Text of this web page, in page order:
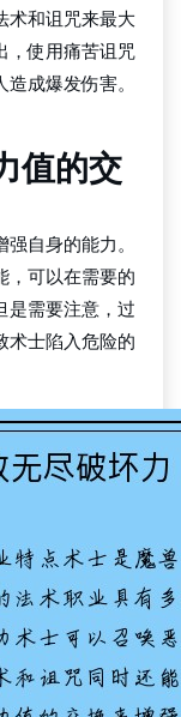
术和诅咒来最大
，使用痛苦诅咒
成爆发伤害。
值的交
自身的能力。
，可以在需要的
是需要注意，过
术士陷入危险的